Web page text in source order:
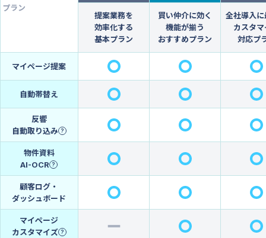
プラン
提案業務を
効率化する
基本プラン
買い仲介に効く
機能が揃う
おすすめプラン
全社導入
カスタ
対応プ
マイページ提案
自動帯替え
反響
自動取り込み ?
物件資料
AI-OCR ?
顧客ログ・
ダッシュボード
マイページ
カスタマイズ ?